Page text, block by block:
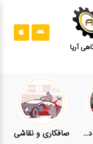
آریا
برق و باطری و دیاگ صافکاری و نقاشی